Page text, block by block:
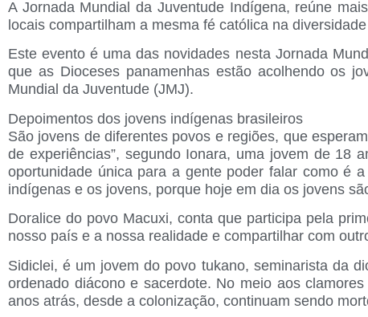
A Jornada Mundial da Juventude Indígena, reúne
locais compartilham a mesma fé católica na
Este evento é uma das novidades nesta Jornada
que as Dioceses panamenhas estão acolhendo os
Mundial da Juventude (JMJ).
Depoimentos dos jovens indígenas brasileiros
São jovens de diferentes povos e regiões, que
de experiências”, segundo Ionara, uma jovem de 18
oportunidade única para a gente poder falar como é
indígenas e os jovens, porque hoje em dia os jovens
Doralice do povo Macuxi, conta que participa pela
nosso país e a nossa realidade e compartilhar com
Sidiclei, é um jovem do povo tukano, seminarista da
ordenado diácono e sacerdote. No meio aos
anos atrás, desde a colonização, continuam sendo